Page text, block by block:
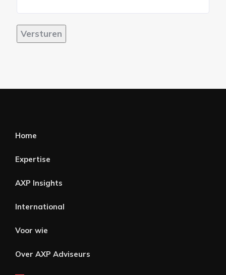
Versturen
Home
Expertise
AXP Insights
International
Voor wie
Over AXP Adviseurs